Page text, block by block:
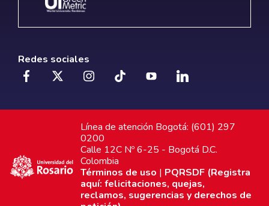
Redes sociales
Línea de atención Bogotá: (601) 297
0200
Calle 12C Nº 6-25 - Bogotá D.C.
Colombia
Términos de uso | PQRSDF (Registra
aquí: felicitaciones, quejas,
reclamos, sugerencias y derechos de